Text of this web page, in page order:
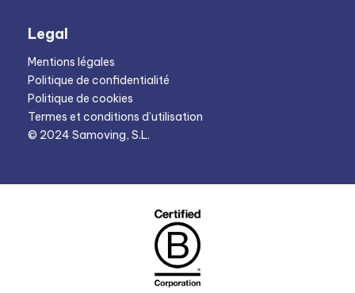
Legal
Mentions légales
Politique de confidentialité
Politique de cookies
Termes et conditions d’utilisation
© 2024 Samoving, S.L.